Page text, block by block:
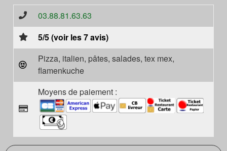
03.88.81.63.63
5/5 (voir les 7 avis)
Pizza, italien, pâtes, salades, tex mex,
flamenkuche
Moyens de paiement :